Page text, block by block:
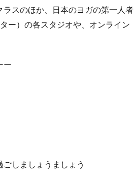
スのほか、日本のヨガの第一人者
ー）の各スタジオや、オンライン
ー
しましょうましょう